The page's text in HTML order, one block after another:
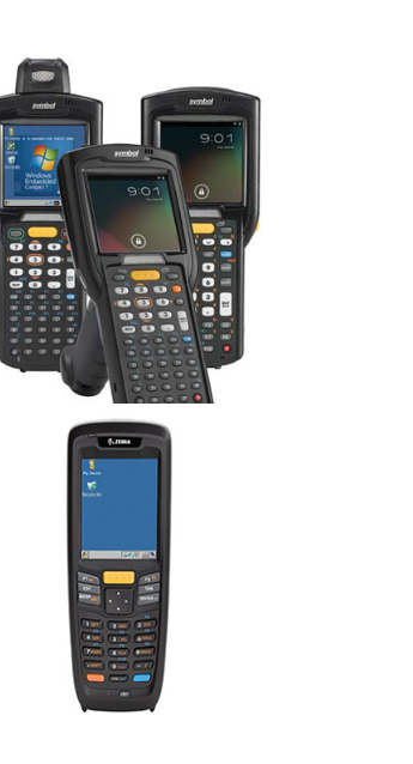
Entrar em contato